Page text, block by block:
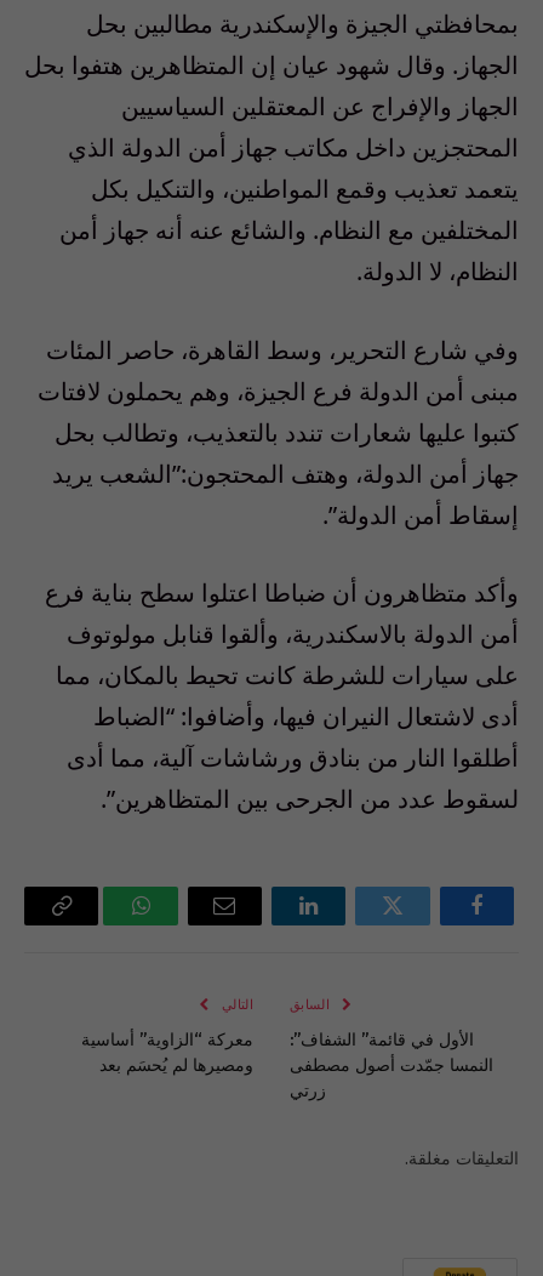
بمحافظتي الجيزة والإسكندرية مطالبين بحل
الجهاز. وقال شهود عيان إن المتظاهرين هتفوا بحل
الجهاز والإفراج عن المعتقلين السياسيين
المحتجزين داخل مكاتب جهاز أمن الدولة الذي
يتعمد تعذيب وقمع المواطنين، والتنكيل بكل
المختلفين مع النظام. والشائع عنه أنه جهاز أمن
النظام، لا الدولة.
وفي شارع التحرير، وسط القاهرة، حاصر المئات
مبنى أمن الدولة فرع الجيزة، وهم يحملون لافتات
كتبوا عليها شعارات تندد بالتعذيب، وتطالب بحل
جهاز أمن الدولة، وهتف المحتجون:”الشعب يريد
إسقاط أمن الدولة”.
وأكد متظاهرون أن ضباطا اعتلوا سطح بناية فرع
أمن الدولة بالاسكندرية، وألقوا قنابل مولوتوف
على سيارات للشرطة كانت تحيط بالمكان، مما
أدى لاشتعال النيران فيها، وأضافوا: “الضباط
أطلقوا النار من بنادق ورشاشات آلية، مما أدى
لسقوط عدد من الجرحى بين المتظاهرين”.
فيسبوك تويتر لينكدإن
البريد
واتساب Copy
السابق
الأول في قائمة” الشفاف”:
النمسا جمّدت أصول مصطفى
زرتي
التالي
معركة “الزاوية” أساسية
ومصيرها لم يُحسَم بعد
التعليقات مغلقة.